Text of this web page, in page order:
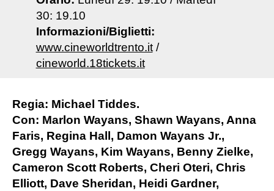
30: 19.10
Informazioni/Biglietti:
www.cineworldtrento.it/
cineworld.18tickets.it
Regia: Michael Tiddes.
Con: Marlon Wayans, Shawn Wayans, Anna
Faris, Regina Hall, Damon Wayans Jr.,
Gregg Wayans, Kim Wayans, Benny Zielke,
Cameron Scott Roberts, Cheri Oteri, Chris
Elliott, Dave Sheridan, Heidi Gardner,